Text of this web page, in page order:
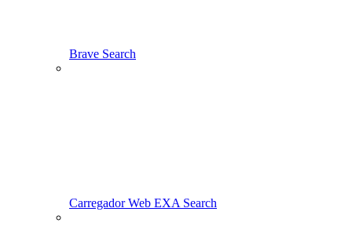
Brave Search
Carregador Web EXA Search